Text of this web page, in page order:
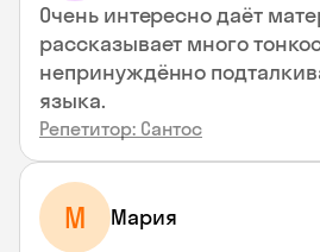
Очень интересно даёт
рассказывает много
непринуждённо
языка.
Репетитор: Сантос
М Мария